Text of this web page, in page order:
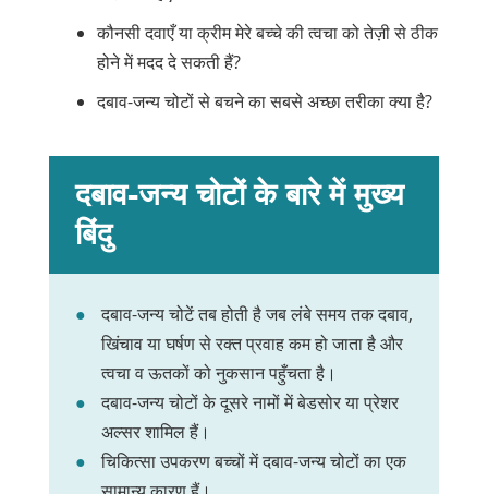
कौनसी दवाएँ या क्रीम मेरे बच्चे की त्वचा को तेज़ी से ठीक
होने में मदद दे सकती हैं?
दबाव-जन्य चोटों से बचने का सबसे अच्छा तरीका क्या है?
दबाव-जन्य चोटों के बारे में मुख्य
बिंदु
दबाव-जन्य चोटें तब होती है जब लंबे समय तक दबाव,
खिंचाव या घर्षण से रक्त प्रवाह कम हो जाता है और
त्वचा व ऊतकों को नुकसान पहुँचता है।
दबाव-जन्य चोटों के दूसरे नामों में बेडसोर या प्रेशर
अल्सर शामिल हैं।
चिकित्सा उपकरण बच्चों में दबाव-जन्य चोटों का एक